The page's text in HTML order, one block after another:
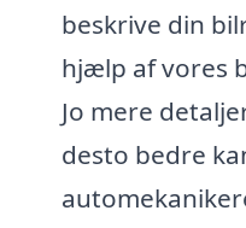
beskrive din
hjælp af vores
Jo mere
desto bedre